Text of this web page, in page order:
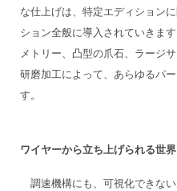
な仕上げは、特定エディション
ション全般に導入されていきま
メトリー、凸型の爪石、ラージ
研磨加工によって、あらゆるパ
す。
ワイヤーから立ち上げられる世界
調速機構にも、可視化できな